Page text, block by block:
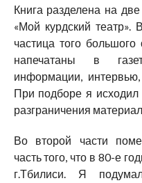
Книга разделена на
«Мой курдский театр».
частица того
напечатаны в
информации,
При подборе я исходил
разграничения
Во второй части
часть того, что в 80-е
г.Тбилиси. Я